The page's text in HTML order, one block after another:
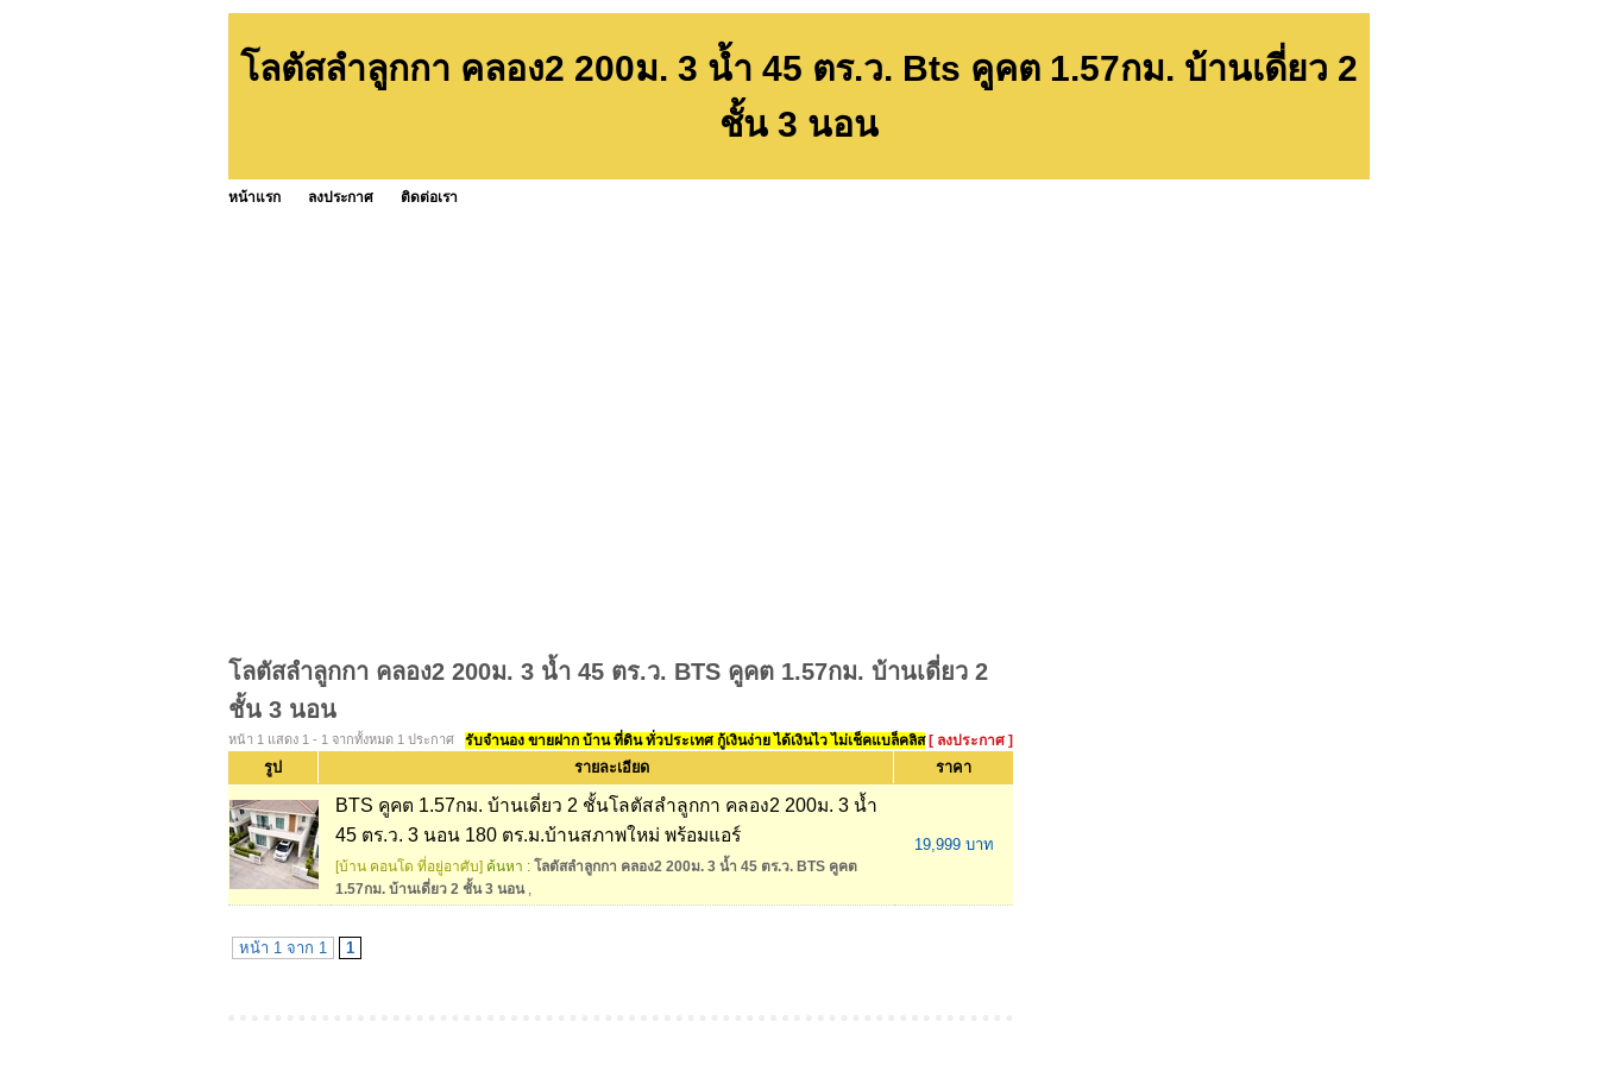
โลตัสลำลูกกา คลอง2 200ม. 3 น้ำ 45 ตร.ว. Bts คูคต 1.57กม. บ้านเดี่ยว 2
ชั้น 3 นอน
หน้าแรก ลงประกาศ ติดต่อเรา
โลตัสลำลูกกา คลอง2 200ม. 3 น้ำ 45 ตร.ว. BTS คูคต 1.57กม. บ้านเดี่ยว 2
ชั้น 3 นอน
หน้า 1 แสดง 1 - 1 จากทั้งหมด 1 ประกาศ รับจำนอง ขายฝาก บ้าน ที่ดิน ทั่วประเทศ กู้เงินง่าย ได้เงินไว ไม่เช็คแบล็คลิส [ ลงประกาศ ]
รูป รายละเอียด ราคา
BTS คูคต 1.57กม. บ้านเดี่ยว 2 ชั้นโลตัสลำลูกกา คลอง2 200ม. 3 น้ำ
45 ตร.ว. 3 นอน 180 ตร.ม.บ้านสภาพใหม่ พร้อมแอร์
[บ้าน คอนโด ที่อยู่อาศับ] ค้นหา : โลตัสลำลูกกา คลอง2 200ม. 3 น้ำ 45 ตร.ว. BTS คูคต
1.57กม. บ้านเดี่ยว 2 ชั้น 3 นอน,
19,999 บาท
หน้า 1 จาก 1 1